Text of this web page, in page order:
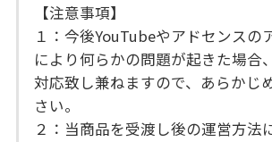
【注意事項】
１：今後YouTubeやアドセンスの
により何らかの問題が起きた場合
対応致し兼ねますので、あらかじ
さい。
２：当商品を受渡し後の運営方法